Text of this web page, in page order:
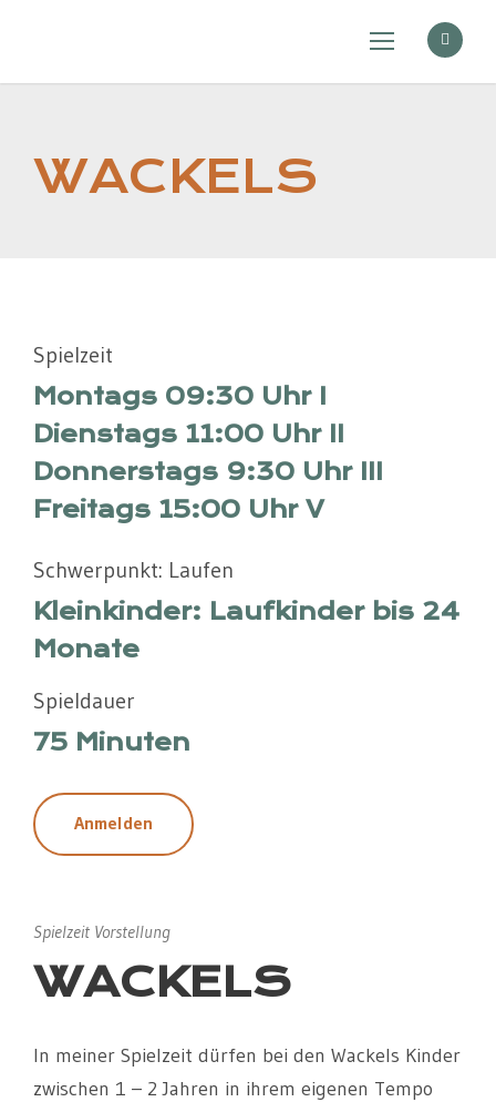
WACKELS
Spielzeit
Montags 09:30 Uhr I
Dienstags 11:00 Uhr II
Donnerstags 9:30 Uhr III
Freitags 15:00 Uhr V
Schwerpunkt: Laufen
Kleinkinder: Laufkinder bis 24
Monate
Spieldauer
75 Minuten
Anmelden
Spielzeit Vorstellung
WACKELS
In meiner Spielzeit dürfen bei den Wackels Kinder
zwischen 1 – 2 Jahren in ihrem eigenen Tempo